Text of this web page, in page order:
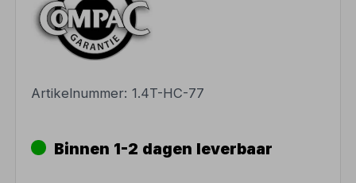
Artikelnummer:1.4T-HC-77
Binnen 1-2 dagen leverbaar